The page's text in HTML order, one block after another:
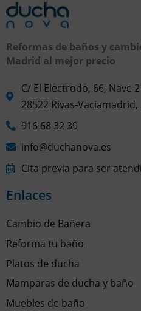
Reformas de baños y
Madrid al mejor precio
C/ El Electrodo, 66, Nave 2
28522 Rivas-
916 68 32 39
info@duchanova.es
Cita previa para ser
Enlaces
Cambio de Bañera
Reforma tu baño
Platos de ducha
Mamparas de ducha y baño
Muebles de baño